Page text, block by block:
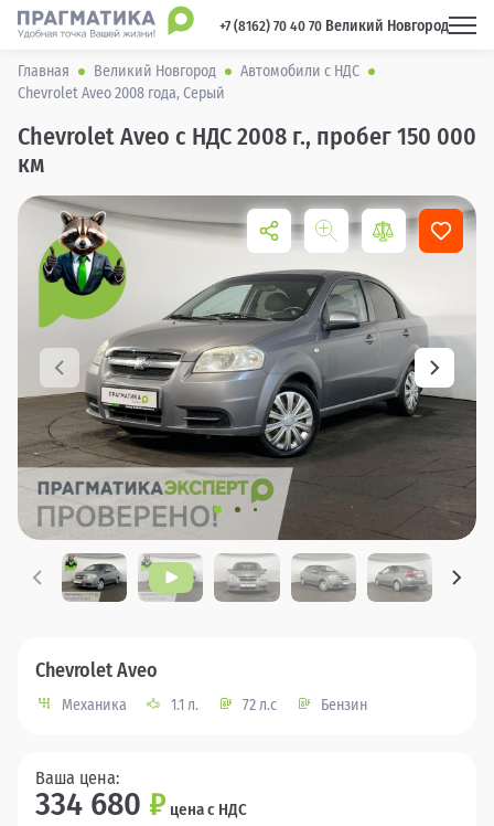
+7 (8162) 70 40 70 Великий Новгород
Главная Великий Новгород
Автомобили с НДС
Chevrolet Aveo 2008 года, Серый
Chevrolet Aveo с НДС 2008 г., пробег 150 000
км
Chevrolet Aveo
Механика 1.1 л. 72 л.с Бензин
Ваша цена:
334 680 ₽ цена с НДС